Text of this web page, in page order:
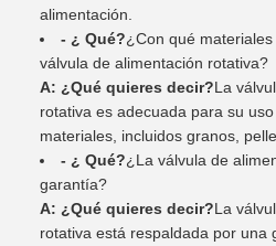
alimentación.
- ¿ Qué?¿Con qué
válvula de alimentación rotativa?
A: ¿Qué quieres decir?La
rotativa es adecuada para su
materiales, incluidos granos,
- ¿ Qué?¿La válvula de
garantía?
A: ¿Qué quieres decir?La
rotativa está respaldada por una